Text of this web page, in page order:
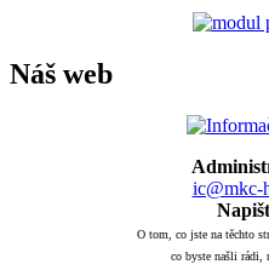
Náš web
ic@mkc-
O tom, co jste na těchto
co byste našli rádi,